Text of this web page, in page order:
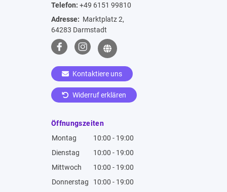
Telefon: +49 6151 99810
Adresse: Marktplatz 2,
64283 Darmstadt
Kontaktiere uns
Widerruf erklären
Öffnungszeiten
Montag
10:00 - 19:00
Dienstag
10:00 - 19:00
Mittwoch
10:00 - 19:00
Donnerstag
10:00 - 19:00